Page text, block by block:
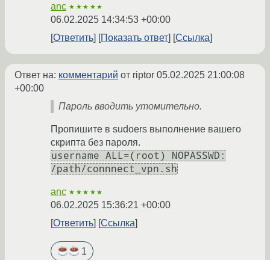
anc ★★★★★
06.02.2025 14:34:53 +00:00
Ответить
Показать ответ Ссылка
Ответ на: комментарий от riptor 05.02.2025 21:00:08
+00:00
Пароль вводить утомительно.
Пропишите в sudoers выполнение вашего
скрипта без пароля.
username ALL=(root) NOPASSWD:
/path/connnect_vpn.sh
anc ★★★★★
06.02.2025 15:36:21 +00:00
Ответить
Ссылка
1